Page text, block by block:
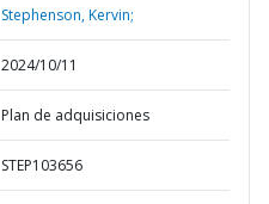
Stephenson, Kervin;
2024/10/11
Plan de adquisiciones
STEP103656